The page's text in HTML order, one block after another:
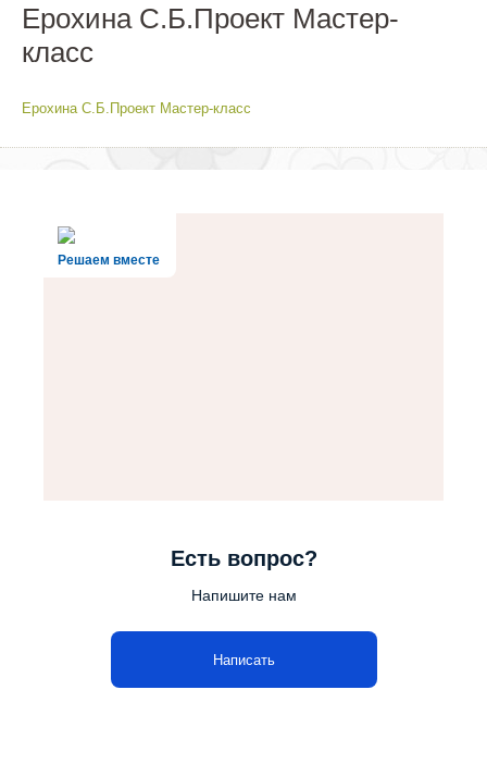
Ерохина С.Б.Проект Мастер-
класс
Ерохина С.Б.Проект Мастер-класс
Решаем вместе
Есть вопрос?
Напишите нам
Написать